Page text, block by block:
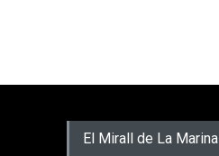
El Mirall de La Marina